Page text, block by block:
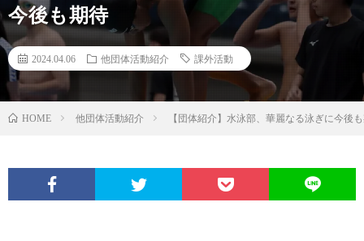
今後も期待
2024.04.06 他団体活動紹介 課外活動
HOME 他団体活動紹介 【団体紹介】水泳部、華麗なる泳ぎに今後